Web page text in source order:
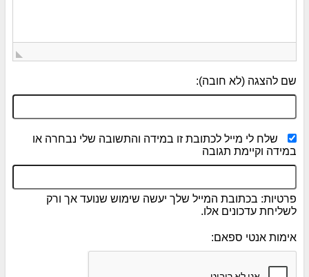
שם להצגה (לא חובה):
שלח לי מייל לכתובת זו במידה והתשובה שלי נבחרה או
במידה וקיימת תגובה
פרטיות: בכתובת המייל שלך יעשה שימוש שנועד אך ורק
לשליחת עדכונים אלו.
אימות אנטי ספאם: